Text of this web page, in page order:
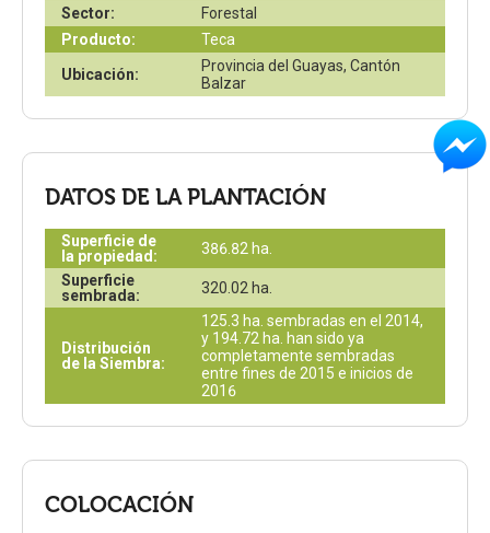
Sector:
Forestal
Producto:
Teca
Ubicación:
Provincia del Guayas, Cantón
Balzar
DATOS DE LA PLANTACIÓN
Superficie de
la propiedad:
386.82 ha.
Superficie
sembrada:
320.02 ha.
Distribución
de la Siembra:
125.3 ha. sembradas en el 2014,
y 194.72 ha. han sido ya
completamente sembradas
entre fines de 2015 e inicios de
2016
COLOCACIÓN